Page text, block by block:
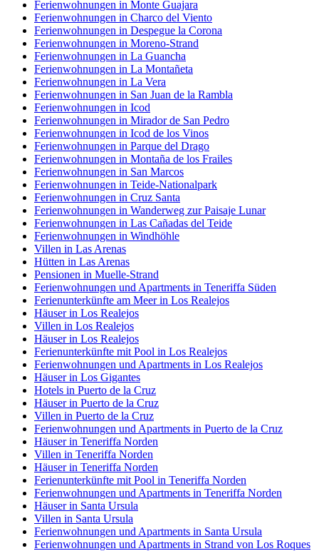
Ferienwohnungen in Monte Guajara
Ferienwohnungen in Charco del Viento
Ferienwohnungen in Despegue la Corona
Ferienwohnungen in Moreno-Strand
Ferienwohnungen in La Guancha
Ferienwohnungen in La Montañeta
Ferienwohnungen in La Vera
Ferienwohnungen in San Juan de la Rambla
Ferienwohnungen in Icod
Ferienwohnungen in Mirador de San Pedro
Ferienwohnungen in Icod de los Vinos
Ferienwohnungen in Parque del Drago
Ferienwohnungen in Montaña de los Frailes
Ferienwohnungen in San Marcos
Ferienwohnungen in Teide-Nationalpark
Ferienwohnungen in Cruz Santa
Ferienwohnungen in Wanderweg zur Paisaje Lunar
Ferienwohnungen in Las Cañadas del Teide
Ferienwohnungen in Windhöhle
Villen in Las Arenas
Hütten in Las Arenas
Pensionen in Muelle-Strand
Ferienwohnungen und Apartments in Teneriffa Süden
Ferienunterkünfte am Meer in Los Realejos
Häuser in Los Realejos
Villen in Los Realejos
Häuser in Los Realejos
Ferienunterkünfte mit Pool in Los Realejos
Ferienwohnungen und Apartments in Los Realejos
Häuser in Los Gigantes
Hotels in Puerto de la Cruz
Häuser in Puerto de la Cruz
Villen in Puerto de la Cruz
Ferienwohnungen und Apartments in Puerto de la Cruz
Häuser in Teneriffa Norden
Villen in Teneriffa Norden
Häuser in Teneriffa Norden
Ferienunterkünfte mit Pool in Teneriffa Norden
Ferienwohnungen und Apartments in Teneriffa Norden
Häuser in Santa Ursula
Villen in Santa Ursula
Ferienwohnungen und Apartments in Santa Ursula
Ferienwohnungen und Apartments in Strand von Los Roques